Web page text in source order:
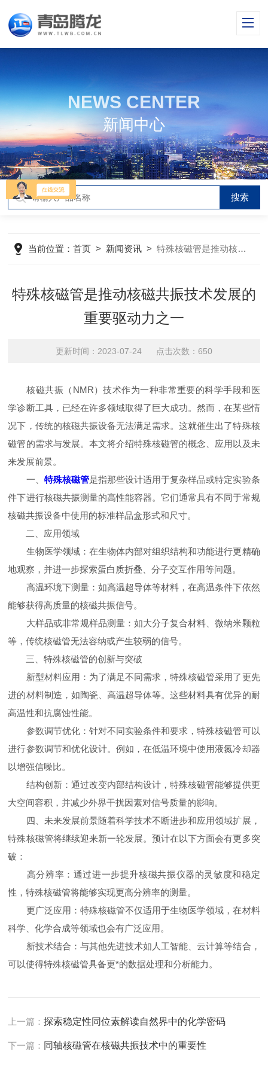
NEWS CENTER
新闻中心
当前位置：首页 > 新闻资讯 >特殊核磁管是推动核磁共振技术发展的重要驱动力之一
特殊核磁管是推动核磁共振技术发展的
重要驱动力之一
更新时间：2023-07-24 点击次数：650
核磁共振（NMR）技术作为一种非常重要的科学手段和医
学诊断工具，已经在许多领域取得了巨大成功。然而，在某些情
况下，传统的核磁共振设备无法满足需求。这就催生出了特殊核
磁管的需求与发展。本文将介绍特殊核磁管的概念、应用以及未
来发展前景。
一、 特殊核磁管是指那些设计适用于复杂样品或特定实验条
件下进行核磁共振测量的高性能容器。它们通常具有不同于常规
核磁共振设备中使用的标准样品盒形式和尺寸。
二、应用领域
生物医学领域：在生物体内部对组织结构和功能进行更精确
地观察，并进一步探索蛋白质折叠、分子交互作用等问题。
高温环境下测量：如高温超导体等材料，在高温条件下依然
能够获得高质量的核磁共振信号。
大样品或非常规样品测量：如大分子复合材料、微纳米颗粒
等，传统核磁管无法容纳或产生较弱的信号。
三、特殊核磁管的创新与突破
新型材料应用：为了满足不同需求，特殊核磁管采用了更先
进的材料制造，如陶瓷、高温超导体等。这些材料具有优异的耐
高温性和抗腐蚀性能。
参数调节优化：针对不同实验条件和要求，特殊核磁管可以
进行参数调节和优化设计。例如，在低温环境中使用液氮冷却器
以增强信噪比。
结构创新：通过改变内部结构设计，特殊核磁管能够提供更
大空间容积，并减少外界干扰因素对信号质量的影响。
四、未来发展前景随着科学技术不断进步和应用领域扩展，
特殊核磁管将继续迎来新一轮发展。预计在以下方面会有更多突
破：
高分辨率：通过进一步提升核磁共振仪器的灵敏度和稳定
性，特殊核磁管将能够实现更高分辨率的测量。
更广泛应用：特殊核磁管不仅适用于生物医学领域，在材料
科学、化学合成等领域也会有广泛应用。
新技术结合：与其他先进技术如人工智能、云计算等结合，
可以使得特殊核磁管具备更*的数据处理和分析能力。
上一篇：探索稳定性同位素解读自然界中的化学密码
下一篇： 同轴核磁管在核磁共振技术中的重要性